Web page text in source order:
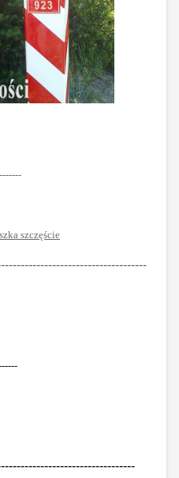
szczęście